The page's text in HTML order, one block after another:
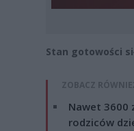
Stan gotowości
ZOBACZ
Nawet 3600
rodziców